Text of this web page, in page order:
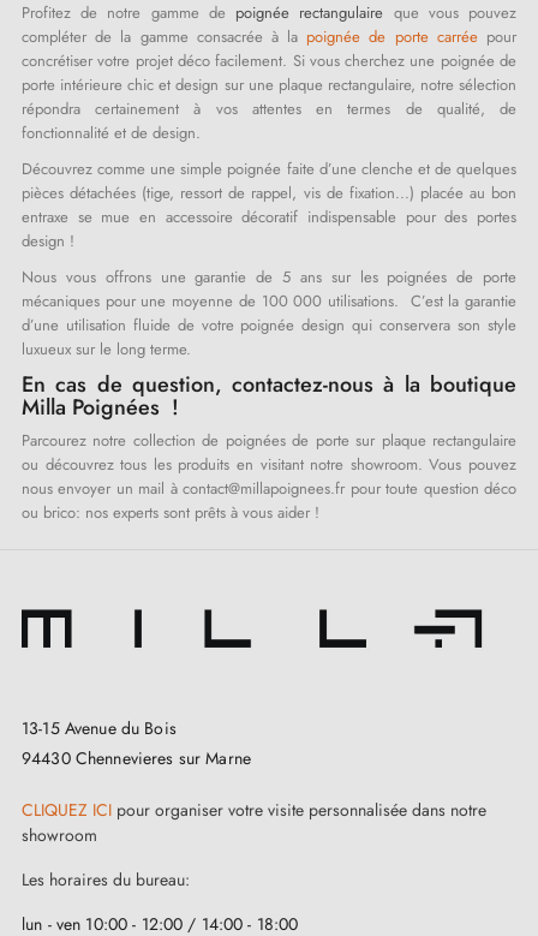
Profitez de notre gamme de poignée rectangulaire que vous pouvez
compléter de la gamme consacrée à la poignée de porte carréepour
concrétiser votre projet déco facilement. Si vous cherchez une poignée de
porte intérieure chic et design sur une plaque rectangulaire, notre sélection
répondra certainement à vos attentes en termes de qualité, de
fonctionnalité et de design.
Découvrez comme une simple poignée faite d’une clenche et de quelques
pièces détachées (tige, ressort de rappel, vis de fixation...) placée au bon
entraxe se mue en accessoire décoratif indispensable pour des portes
design !
Nous vous offrons une garantie de 5 ans sur les poignées de porte
mécaniques pour une moyenne de 100 000 utilisations. C’est la garantie
d’une utilisation fluide de votre poignée design qui conservera son style
luxueux sur le long terme.
En cas de question, contactez-nous à la boutique
Milla Poignées !
Parcourez notre collection de poignées de porte sur plaque rectangulaire
ou découvrez tous les produits en visitant notre showroom. Vous pouvez
nous envoyer un mail àcontact@millapoignees.fr pour toute question déco
ou brico: nos experts sont prêts à vous aider !
13-15 Avenue du Bois
94430 Chennevieres sur Marne
CLIQUEZ ICI pour organiser votre visite personnalisée dans notre
showroom
Les horaires du bureau:
lun - ven 10:00 - 12:00 / 14:00 - 18:00